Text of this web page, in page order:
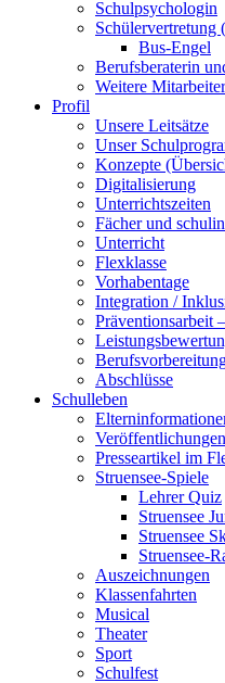
Schulpsychologin
Schülervertretung
Bus-Engel
Berufsberaterin
Weitere
Profil
Unsere Leitsätze
Unser
Konzepte
Digitalisierung
Unterrichtszeiten
Fächer und
Unterricht
Flexklasse
Vorhabentage
Integration /
Präventionsarbeit
Abschlüsse
Schulleben
Presseartikel im
Struensee-Spiele
Lehrer Quiz
Struensee
Struensee
Struensee-
Auszeichnungen
Klassenfahrten
Musical
Theater
Sport
Schulfest